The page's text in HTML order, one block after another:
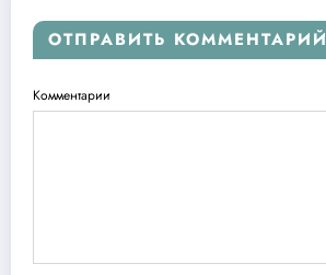
ОТПРАВИТЬ КОММЕНТАРИЙ
Комментарии